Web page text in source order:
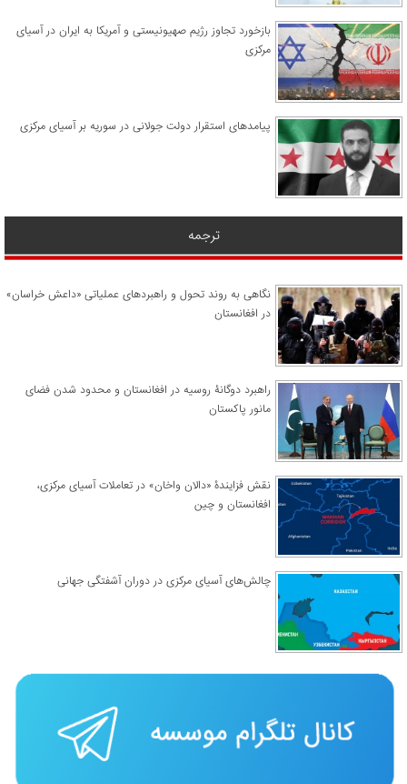
​بازخورد تجاوز رژیم صهیونیستی و آمریکا به ایران در آسیای
مرکزی
پیامدهای استقرار دولت جولانی در سوریه بر آسیای مرکزی
ترجمه
نگاهی به روند تحول و راهبردهای عملیاتی «داعش خراسان»
در افغانستان
راهبرد دوگانۀ روسیه در افغانستان و محدود شدن فضای
مانور پاکستان
نقش فزایندۀ «دالان واخان» در تعاملات آسیای مرکزی،
افغانستان و چین
چالش‌های آسیای مرکزی در دوران آشفتگی جهانی